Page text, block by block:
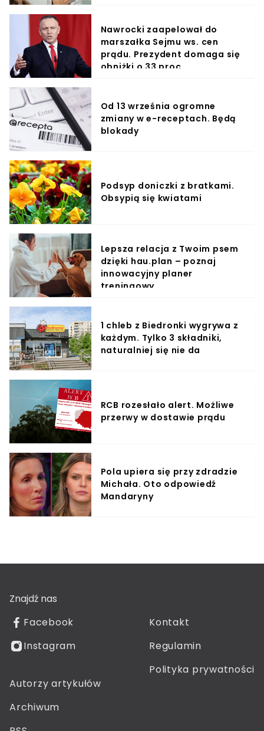
Nawrocki zaapelował do
marszałka Sejmu ws. cen
prądu. Prezydent domaga się
obniżki o 33 proc.
Od 13 września ogromne
zmiany w e-receptach. Będą
blokady
Podsyp doniczki z bratkami.
Obsypią się kwiatami
Lepsza relacja z Twoim psem
dzięki hau.plan – poznaj
innowacyjny planer
treningowy
1 chleb z Biedronki wygrywa z
każdym. Tylko 3 składniki,
naturalniej się nie da
RCB rozesłało alert. Możliwe
przerwy w dostawie prądu
Pola upiera się przy zdradzie
Michała. Oto odpowiedź
Mandaryny
Znajdź nas
Facebook
Instagram
Kontakt
Regulamin
Polityka prywatności
Autorzy artykułów
Archiwum